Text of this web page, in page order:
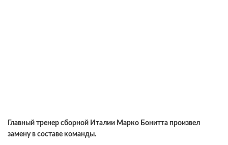
Главный тренер сборной Италии Марко Бонитта произвел
замену в составе команды.